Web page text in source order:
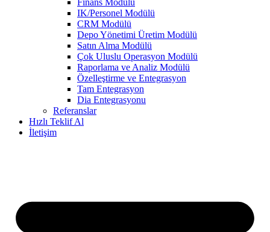
Finans Modülü
IK/Personel Modülü
CRM Modülü
Depo Yönetimi Üretim Modülü
Satın Alma Modülü
Çok Uluslu Operasyon Modülü
Raporlama ve Analiz Modülü
Özelleştirme ve Entegrasyon
Tam Entegrasyon
Dia Entegrasyonu
Referanslar
Hızlı Teklif Al
İletişim